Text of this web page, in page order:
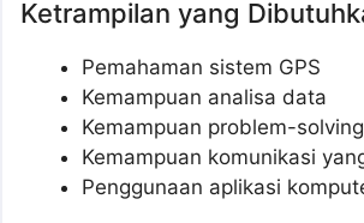
Ketrampilan yang
Pemahaman sistem GPS
Kemampuan analisa data
Kemampuan problem-solving
Kemampuan komunikasi
Penggunaan aplikasi